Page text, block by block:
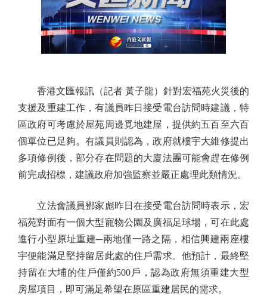
香港文匯報訊（記者 黃子龍）針對宏福苑火災後的
支援及重建工作，有議員昨日接受電台訪問時建議，特
區政府可考慮於屋苑周邊覓地建屋，提供約五百至六百
個單位已足夠。有議員則認為，政府就樓宇大維修提出
多項修例後，部分存在問題的大廈法團可能會趕在修例
前完成招標，建議政府加強監察並嚴正處理此類情況。
立法會議員鄧家彪昨日在接受電台訪問時表示，宏
福苑對面有一個大型寵物公園及廣福足球場，可在此處
進行小型原址重建─兩地僅一路之隔，相信興建兩座樓
宇便能滿足堅持留居此處的住戶需求。他預計，最終堅
持留在大埔的住戶僅約500戶，認為政府無須重建大型
房屋項目，即可滿足希望在原區重建居民的需求。